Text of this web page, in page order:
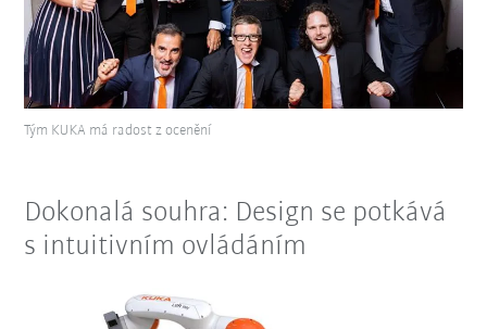
Tým KUKA má radost z ocenění
Dokonalá souhra: Design se potkává
s intuitivním ovládáním